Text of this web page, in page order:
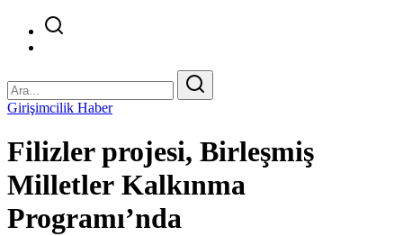
Girişimcilik Haber
Filizler projesi, Birleşmiş
Milletler Kalkınma
Programı’nda